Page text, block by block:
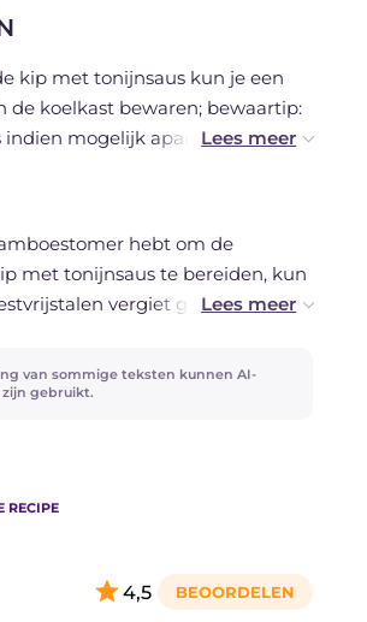
kip met tonijnsaus kun je een
de koelkast bewaren; bewaartip:
indien mogelijk apart afgesloten
hebt om de
met tonijnsaus te bereiden, kun
vergiet gebruiken!
de eigenschappen van de kip te
alternatief kun je de kip ook
van sommige teksten kunnen AI-
gebruikt.
RECIPE
4,5